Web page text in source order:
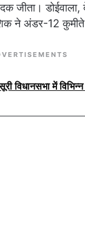
जीता।
ने अंडर-12
विधानसभा में